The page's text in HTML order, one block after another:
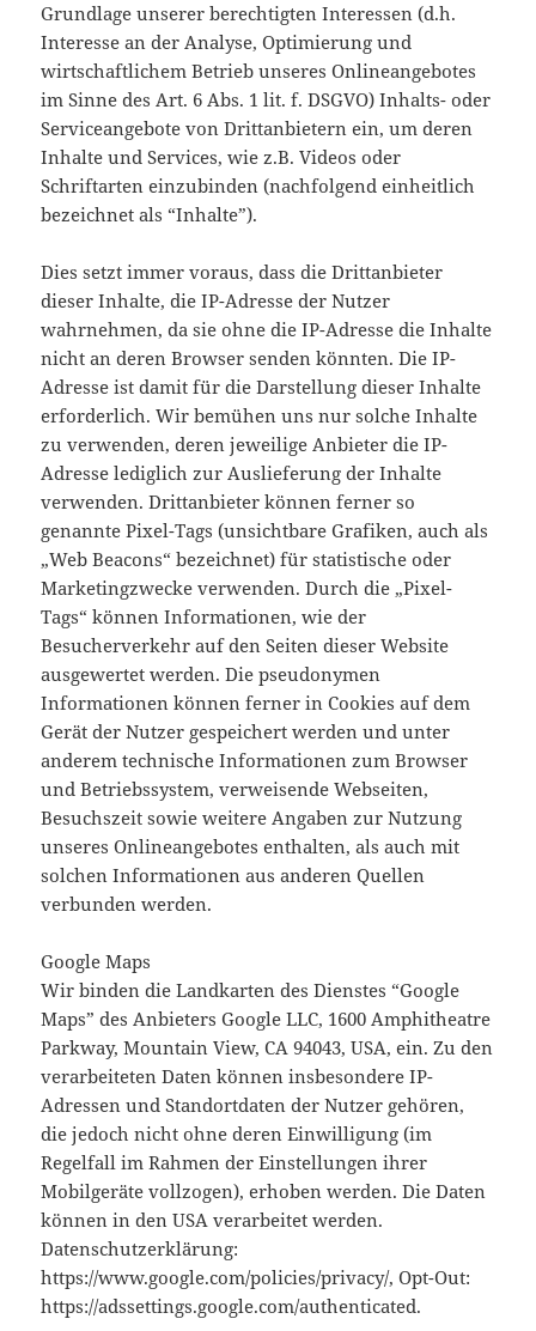
Grundlage unserer berechtigten Interessen (d.h.
Interesse an der Analyse, Optimierung und
wirtschaftlichem Betrieb unseres Onlineangebotes
im Sinne des Art. 6 Abs. 1 lit. f. DSGVO) Inhalts- oder
Serviceangebote von Drittanbietern ein, um deren
Inhalte und Services, wie z.B. Videos oder
Schriftarten einzubinden (nachfolgend einheitlich
bezeichnet als “Inhalte”).
Dies setzt immer voraus, dass die Drittanbieter
dieser Inhalte, die IP-Adresse der Nutzer
wahrnehmen, da sie ohne die IP-Adresse die Inhalte
nicht an deren Browser senden könnten. Die IP-
Adresse ist damit für die Darstellung dieser Inhalte
erforderlich. Wir bemühen uns nur solche Inhalte
zu verwenden, deren jeweilige Anbieter die IP-
Adresse lediglich zur Auslieferung der Inhalte
verwenden. Drittanbieter können ferner so
genannte Pixel-Tags (unsichtbare Grafiken, auch als
„Web Beacons“ bezeichnet) für statistische oder
Marketingzwecke verwenden. Durch die „Pixel-
Tags“ können Informationen, wie der
Besucherverkehr auf den Seiten dieser Website
ausgewertet werden. Die pseudonymen
Informationen können ferner in Cookies auf dem
Gerät der Nutzer gespeichert werden und unter
anderem technische Informationen zum Browser
und Betriebssystem, verweisende Webseiten,
Besuchszeit sowie weitere Angaben zur Nutzung
unseres Onlineangebotes enthalten, als auch mit
solchen Informationen aus anderen Quellen
verbunden werden.
Google Maps
Wir binden die Landkarten des Dienstes “Google
Maps” des Anbieters Google LLC, 1600 Amphitheatre
Parkway, Mountain View, CA 94043, USA, ein. Zu den
verarbeiteten Daten können insbesondere IP-
Adressen und Standortdaten der Nutzer gehören,
die jedoch nicht ohne deren Einwilligung (im
Regelfall im Rahmen der Einstellungen ihrer
Mobilgeräte vollzogen), erhoben werden. Die Daten
können in den USA verarbeitet werden.
Datenschutzerklärung:
https://www.google.com/policies/privacy/, Opt-Out:
https://adssettings.google.com/authenticated.